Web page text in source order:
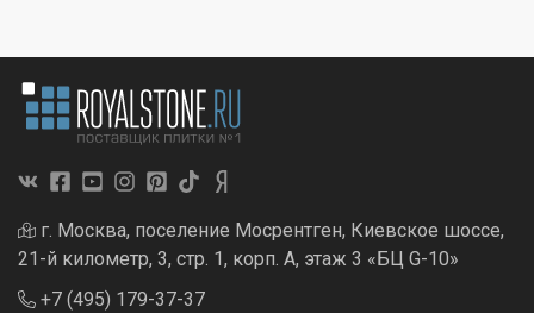
г. Москва, поселение Мосрентген, Киевское шоссе,
21-й километр, 3, стр. 1, корп. А, этаж 3 «БЦ G-10»
+7 (495) 179-37-37